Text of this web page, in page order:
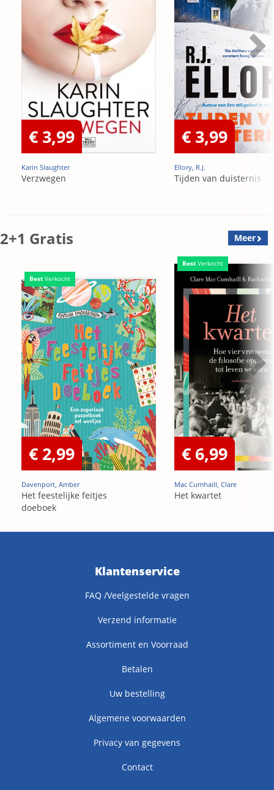
€ 3,99
Karin Slaughter
Verzwegen
€ 3,99
Ellory, R.J.
Tijden van duisternis
2+1 Gratis Meer
Best Verkocht
€ 2,99
Davenport, Amber
Het feestelijke feitjes
doeboek
Best Verkocht
€ 6,99
Mac Cumhaill, Clare
Het kwartet
Klantenservice
FAQ /Veelgestelde vragen
Verzend informatie
Assortiment en Voorraad
Betalen
Uw bestelling
Algemene voorwaarden
Privacy van gegevens
Contact